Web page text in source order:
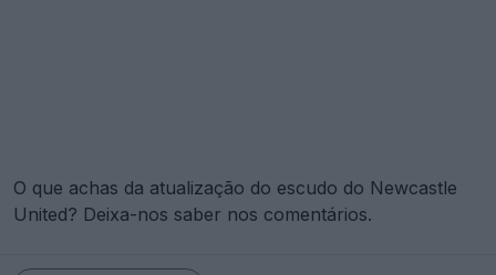
O que achas da atualização do escudo do Newcastle
United? Deixa-nos saber nos comentários.